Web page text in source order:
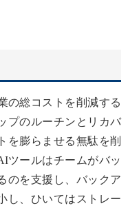
の総コストを削減する
プのルーチンとリカバ
を膨らませる無駄を削
ツールはチームがバッ
のを支援し、バックア
し、ひいてはストレー